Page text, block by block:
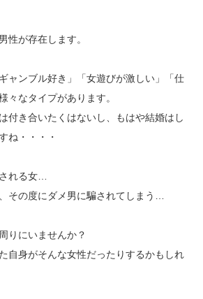
性が存在します。
ャンブル好き」「女遊びが激しい」「仕
々なタイプがあります。
付き合いたくはないし、もはや結婚はし
ね・・・・
れる女…
その度にダメ男に騙されてしまう…
りにいませんか？
自身がそんな女性だったりするかもしれ